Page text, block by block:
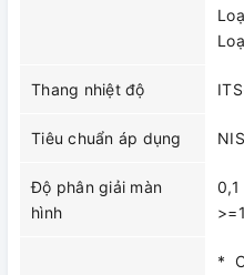
Thang nhiệt độ
Tiêu chuẩn áp dụng
Độ phân giải màn
hình
0,1
*